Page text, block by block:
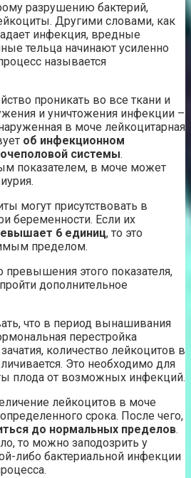
разрушению бактерий,
Другими словами, как
инфекция, вредные
тельца начинают усиленно
называется
проникать во все ткани и
и уничтожения инфекции –
в моче лейкоцитарная
об инфекционном
системы.
показателем, в моче может
могут присутствовать в
беременности. Если их
6 единиц, то это
пределом.
превышения этого показателя,
дополнительное
что в период вынашивания
перестройка
количество лейкоцитов в
Это необходимо для
плода от возможных инфекций.
лейкоцитов в моче
срока. После чего,
до нормальных пределов.
то можно заподозрить у
либо бактериальной инфекции